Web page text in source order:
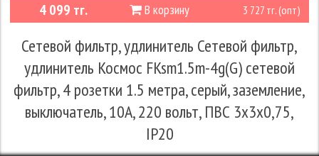
В корзину
4 099 тг. 3 727 тг. (опт)
Сетевой фильтр, удлинитель Сетевой фильтр,
удлинитель Космос FKsm1.5m-4g(G) сетевой
фильтр, 4 розетки 1.5 метра, серый, заземление,
выключатель, 10А, 220 вольт, ПВС 3х3х0,75,
IP20